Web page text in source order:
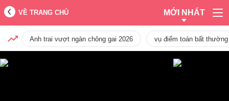
VỀ TRANG CHỦ MỚI NHẤT
Anh trai vượt ngàn chông gai 2026 vụ điểm toán bất